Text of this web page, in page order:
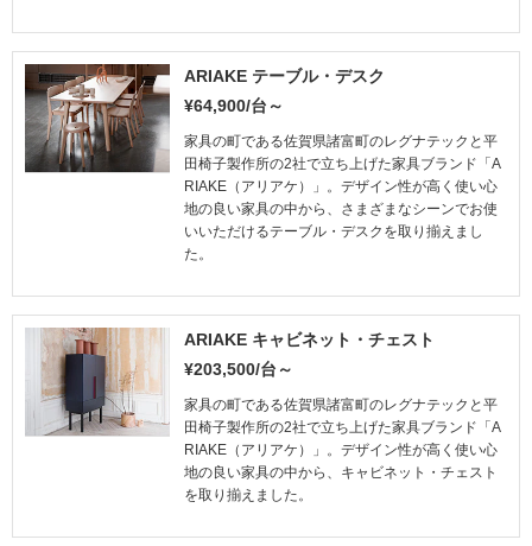
ARIAKE テーブル・デスク
¥64,900/台～
家具の町である佐賀県諸富町のレグナテックと平
田椅子製作所の2社で立ち上げた家具ブランド「A
RIAKE（アリアケ）」。デザイン性が高く使い心
地の良い家具の中から、さまざまなシーンでお使
いいただけるテーブル・デスクを取り揃えまし
た。
ARIAKE キャビネット・チェスト
¥203,500/台～
家具の町である佐賀県諸富町のレグナテックと平
田椅子製作所の2社で立ち上げた家具ブランド「A
RIAKE（アリアケ）」。デザイン性が高く使い心
地の良い家具の中から、キャビネット・チェスト
を取り揃えました。